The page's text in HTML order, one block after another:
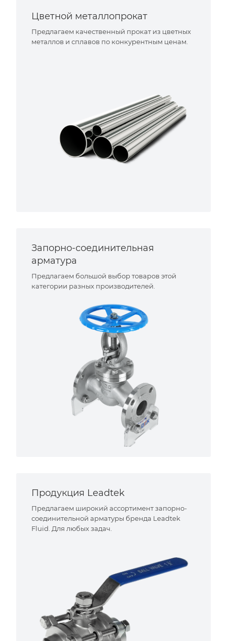
Цветной металлопрокат
Предлагаем качественный прокат из цветных
металлов и сплавов по конкурентным ценам.
Запорно-соединительная
арматура
Предлагаем большой выбор товаров этой
категории разных производителей.
Продукция Leadtek
Предлагаем широкий ассортимент запорно-
соединительной арматуры бренда Leadtek
Fluid. Для любых задач.